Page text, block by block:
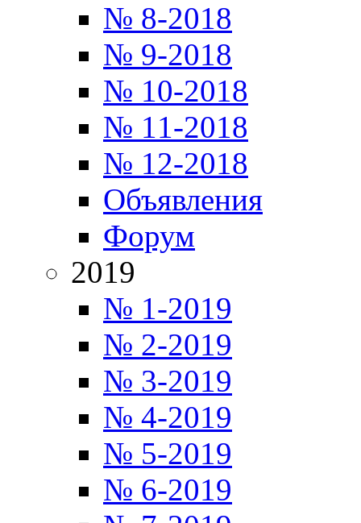
№ 8-2018
№ 9-2018
№ 10-2018
№ 11-2018
№ 12-2018
Объявления
Форум
2019
№ 1-2019
№ 2-2019
№ 3-2019
№ 4-2019
№ 5-2019
№ 6-2019